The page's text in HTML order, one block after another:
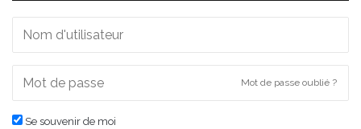
Mot de passe oublié ?
Se souvenir de moi